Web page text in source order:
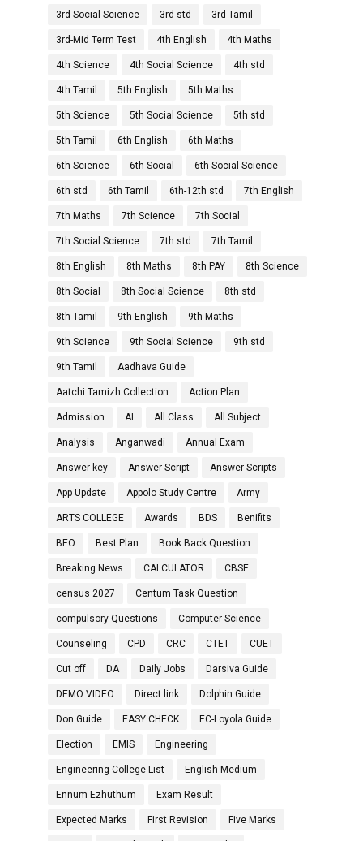
3rd Social Science 3rd std 3rd Tamil
3rd-Mid Term Test 4th English 4th Maths
4th Science 4th Social Science 4th std
4th Tamil 5th English 5th Maths
5th Science 5th Social Science 5th std
5th Tamil 6th English 6th Maths
6th Science 6th Social 6th Social Science
6th std 6th Tamil 6th-12th std 7th English
7th Maths 7th Science 7th Social
7th Social Science 7th std 7th Tamil
8th English 8th Maths 8th PAY 8th Science
8th Social 8th Social Science 8th std
8th Tamil 9th English 9th Maths
9th Science 9th Social Science 9th std
9th Tamil Aadhava Guide
Aatchi Tamizh Collection Action Plan
Admission AI All Class All Subject
Analysis Anganwadi Annual Exam
Answer key Answer Script Answer Scripts
App Update Appolo Study Centre Army
ARTS COLLEGE Awards BDS Benifits
BEO Best Plan Book Back Question
Breaking News CALCULATOR CBSE
census 2027 Centum Task Question
compulsory Questions Computer Science
Counseling CPD CRC CTET CUET
Cut off DA Daily Jobs Darsiva Guide
DEMO VIDEO Direct link Dolphin Guide
Don Guide EASY CHECK EC-Loyola Guide
Election EMIS Engineering
Engineering College List English Medium
Ennum Ezhuthum Exam Result
Expected Marks First Revision Five Marks